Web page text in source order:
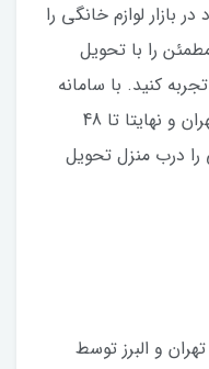
بازار لوازم خانگی را
را با تحویل
کنید. با سامانه
ارسال سریع فقط تا 12 ساعت در تهران و نهایتا تا 48
را درب منزل تحویل
و البرز توسط